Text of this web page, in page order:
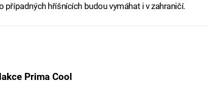
případných hříšnících budou vymáhat i v zahraničí.
Prima Cool